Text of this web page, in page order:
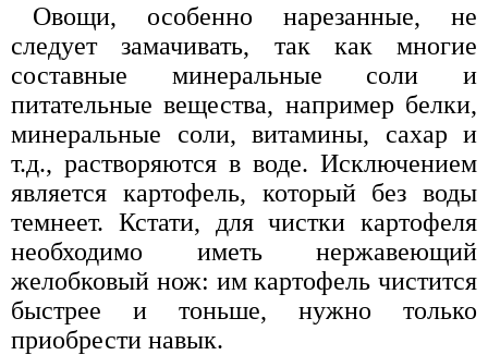
Овощи, особенно нарезанные, не
следует замачивать, так как многие
составные минеральные соли и
питательные вещества, например белки,
минеральные соли, витамины, сахар и
т.д., растворяются в воде. Исключением
является картофель, который без воды
темнеет. Кстати, для чистки картофеля
необходимо иметь нержавеющий
желобковый нож: им картофель чистится
быстрее и тоньше, нужно только
приобрести навык.